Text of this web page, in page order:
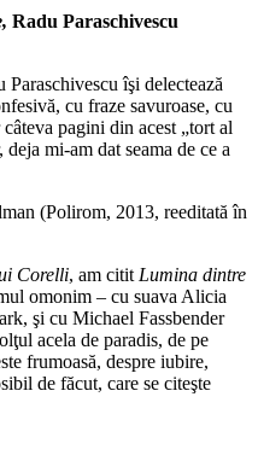
Radu Paraschivescu
îşi delectează
cu fraze savuroase, cu
pagini din acest „tort al
mi-am dat seama de ce a
(Polirom, 2013, reeditată în
Corelli, am citit Lumina dintre
omonim – cu suava Alicia
şi cu Michael Fassbender
acela de paradis, de pe
frumoasă, despre iubire,
de făcut, care se citeşte